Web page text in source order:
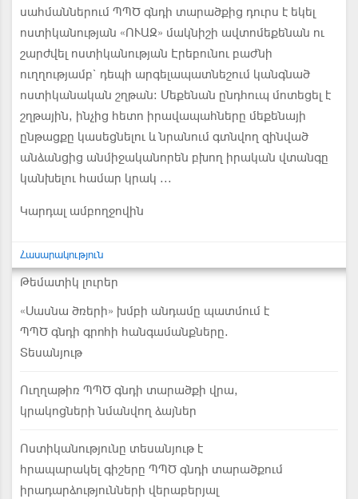
սահմաններում ՊՊԾ գնդի տարածքից դուրս է եկել
ոստիկանության «ՈՒԱԶ» մակնիշի ավտոմեքենան ու
շարժվել ոստիկանության Էրեբունու բաժնի
ուղղությամբ` դեպի արգելապատնեշում կանգնած
ոստիկանական շղթան: Մեքենան ընդհուպ մոտեցել է
շղթային, ինչից հետո իրավապահները մեքենայի
ընթացքը կասեցնելու և նրանում գտնվող զինված
անձանցից անմիջականորեն բխող իրական վտանգը
կանխելու համար կրակ ...
Կարդալ ամբողջովին
Հասարակություն
Թեմատիկ լուրեր
«Սասնա ծռերի» խմբի անդամը պատմում է
ՊՊԾ գնդի գրոհի հանգամանքները.
Տեսանյութ
Ուղղաթիռ ՊՊԾ գնդի տարածքի վրա,
կրակոցների նմանվող ձայներ
Ոստիկանությունը տեսանյութ է
հրապարակել գիշերը ՊՊԾ գնդի տարածքում
իրադարձությունների վերաբերյալ